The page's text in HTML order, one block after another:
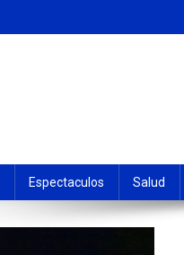
Espectaculos Salud